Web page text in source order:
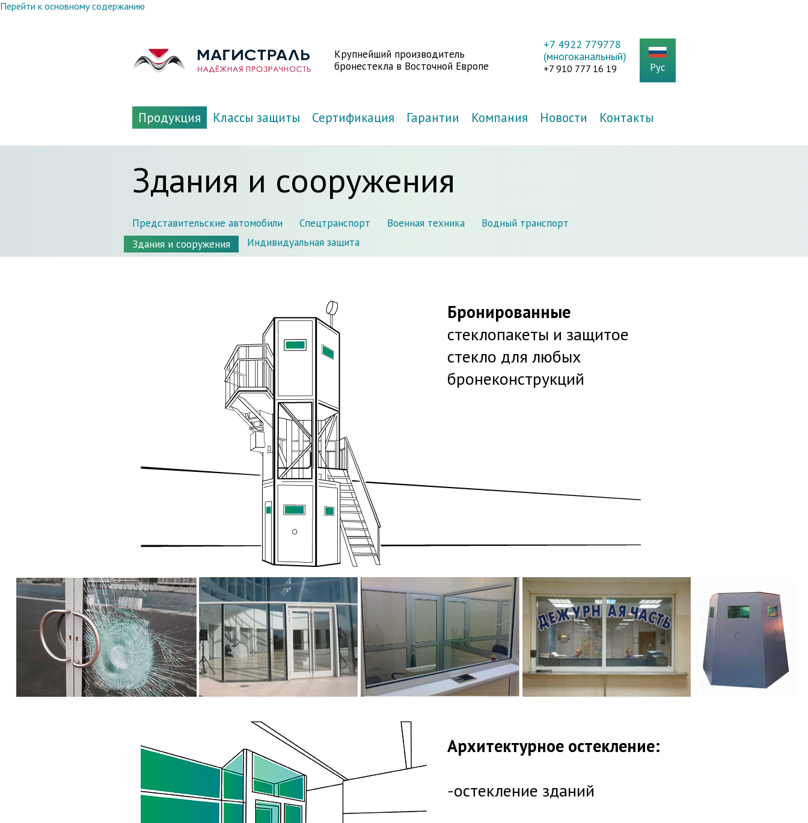
Перейти к основному содержанию
+7 4922 779778
(многоканальный)
+7 910 777 16 19 Рус
Крупнейший производитель
бронестекла в Восточной Европе
Продукция Классы защиты Сертификация Гарантии Компания Новости Контакты
Здания и сооружения
Представительские автомобили Спецтранспорт Военная техника
Водный транспорт
Здания и сооружения
Индивидуальная защита
Бронированные
стеклопакеты и защитое
стекло для любых
бронеконструкций
Архитектурное остекление:
-остекление зданий